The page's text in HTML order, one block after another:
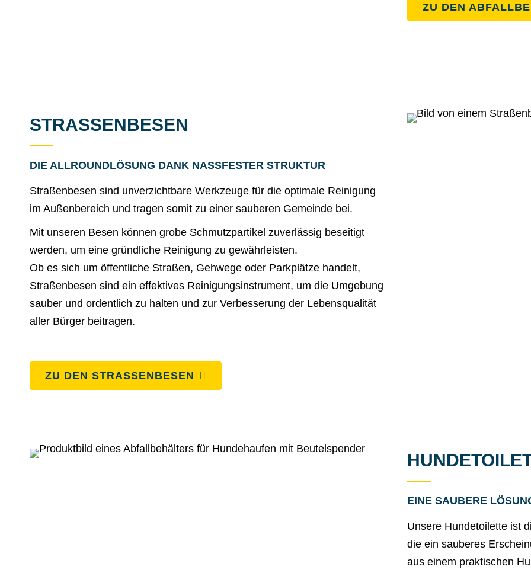
ZU DEN
STRASSENBESEN
DIE ALLROUNDLÖSUNG DANK NASSFESTER STRUKTUR
Straßenbesen sind unverzichtbare Werkzeuge für die optimale Reinigung
im Außenbereich und tragen somit zu einer sauberen Gemeinde bei.
Mit unseren Besen können grobe Schmutzpartikel zuverlässig beseitigt
werden, um eine gründliche Reinigung zu gewährleisten.
Ob es sich um öffentliche Straßen, Gehwege oder Parkplätze handelt,
Straßenbesen sind ein effektives Reinigungsinstrument, um die Umgebung
sauber und ordentlich zu halten und zur Verbesserung der Lebensqualität
aller Bürger beitragen.
ZU DEN STRASSENBESEN
EINE SAUBERE
Unsere Hundetoilette ist
die ein sauberes
aus einem praktischen